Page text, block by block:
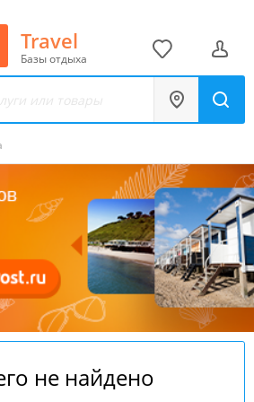
Travel
Базы отдыха
не найдено